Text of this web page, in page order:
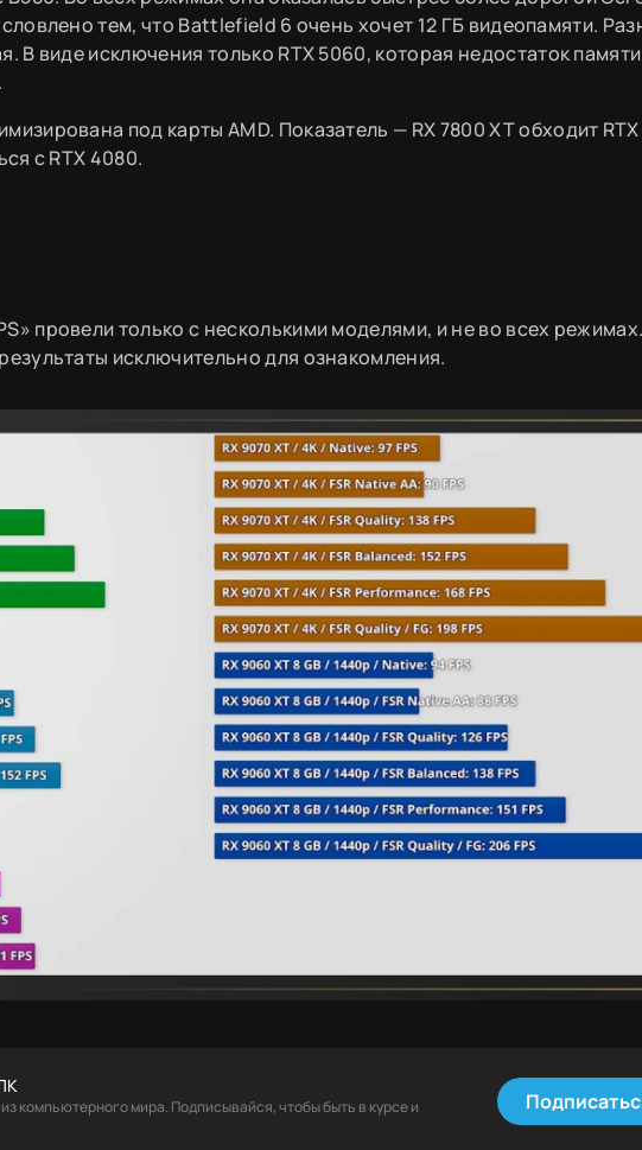
тем, что Battlefield 6 очень хочет 12 ГБ видеопамяти.
В виде исключения только RTX 5060, которая недостаток памяти
под карты AMD. Показатель — RX 7800 XT обходит
с RTX 4080.
провели только с несколькими моделями, и не во всех
исключительно для ознакомления.
компьютерного мира. Подписывайся, чтобы быть в курсе и